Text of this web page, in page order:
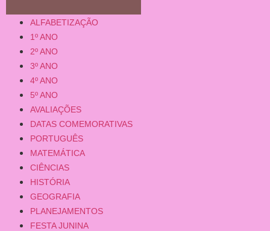
ALFABETIZAÇÃO
1º ANO
2º ANO
3º ANO
4º ANO
5º ANO
AVALIAÇÕES
DATAS COMEMORATIVAS
PORTUGUÊS
MATEMÁTICA
CIÊNCIAS
HISTÓRIA
GEOGRAFIA
PLANEJAMENTOS
FESTA JUNINA